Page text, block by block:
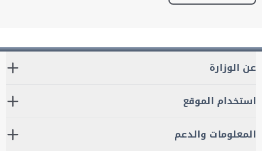
عن الوزارة
استخدام الموقع
المعلومات والدعم